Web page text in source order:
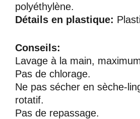
polyéthylène.
Détails en plastique:
Conseils:
Lavage à la main,
Pas de chlorage.
Ne pas sécher en sèche-
rotatif.
Pas de repassage.